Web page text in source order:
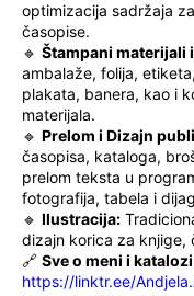
optimizacija sadržaja
časopise.
🔹 Štampani materijali
ambalaže, folija,
plakata, banera, kao i
materijala.
🔹 Prelom i Dizajn
časopisa, kataloga,
prelom teksta u
fotografija, tabela i
🔹 Ilustracija:
dizajn korica za knjige,
🔗 Sve o meni i
https://linktr.ee/